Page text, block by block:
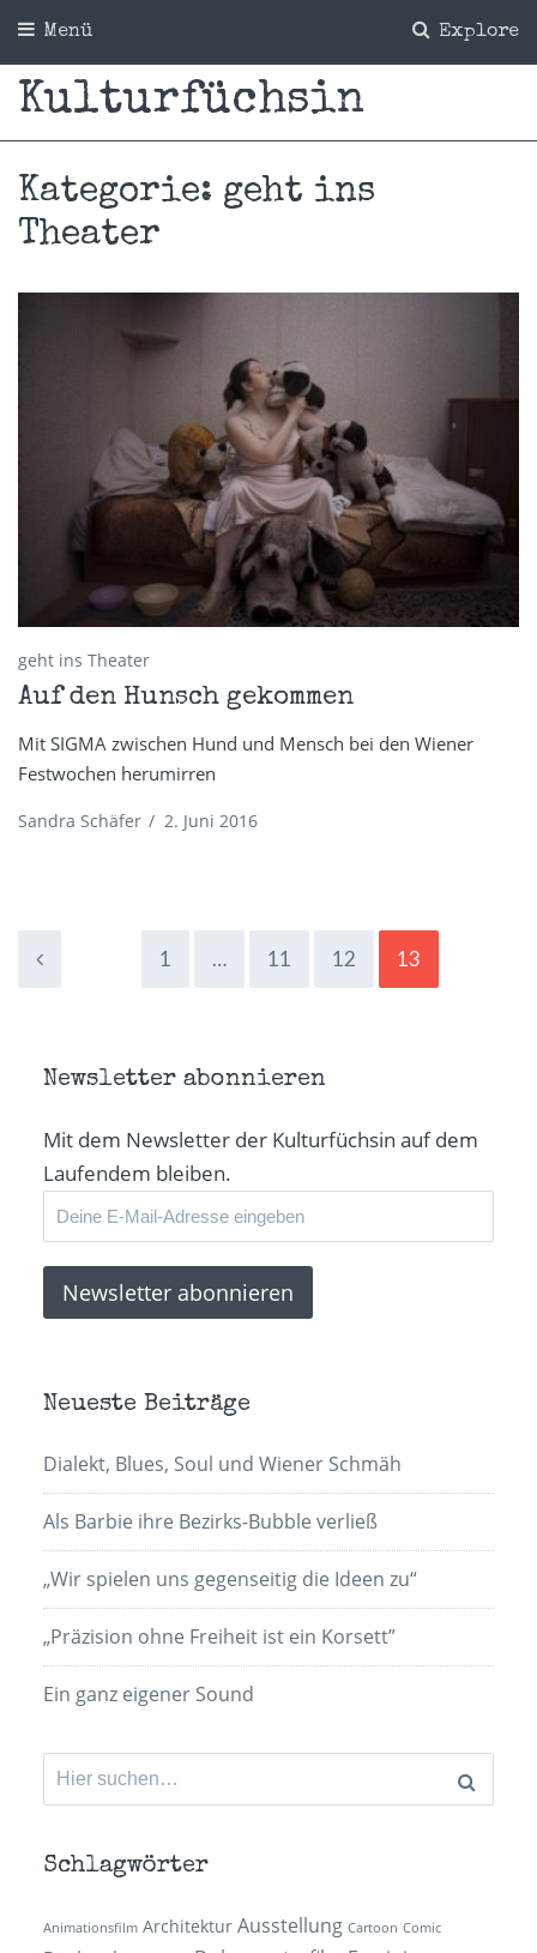
Explore
Menü
Kulturfüchsin
Kategorie: geht ins
Theater
geht ins Theater
Auf den Hunsch gekommen
Mit SIGMA zwischen Hund und Mensch bei den Wiener
Festwochen herumirren
Sandra Schäfer / 2. Juni 2016
1 … 11 12 13
Newsletter abonnieren
Mit dem Newsletter der Kulturfüchsin auf dem
Laufendem bleiben.
Neueste Beiträge
Dialekt, Blues, Soul und Wiener Schmäh
Als Barbie ihre Bezirks-Bubble verließ
„Wir spielen uns gegenseitig die Ideen zu“
„Präzision ohne Freiheit ist ein Korsett”
Ein ganz eigener Sound
Suchen
nach:
Schlagwörter
Animationsfilm Architektur Ausstellung Cartoon Comic